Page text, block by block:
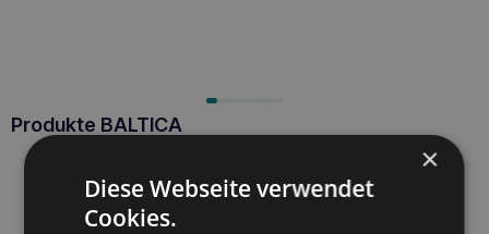
Produkte BALTICA
×
Diese Webseite verwendet
Cookies.